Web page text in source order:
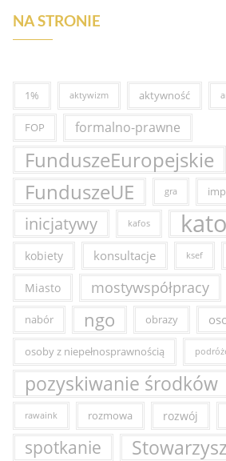
NA STRONIE
1% aktywizm aktywność
FOP formalno-prawne
FunduszeEuropejskie
FunduszeUE
gra
inicjatywy kafos
kobiety konsultacje ksef
Miasto mostywspółpracy
nabór ngo obrazy
osoby z niepełnosprawnością
pozyskiwanie środków
rawaink rozmowa rozwój
spotkanie